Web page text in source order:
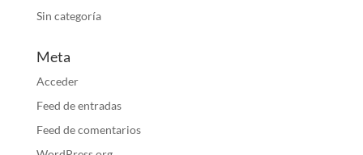
Sin categoría
Meta
Acceder
Feed de entradas
Feed de comentarios